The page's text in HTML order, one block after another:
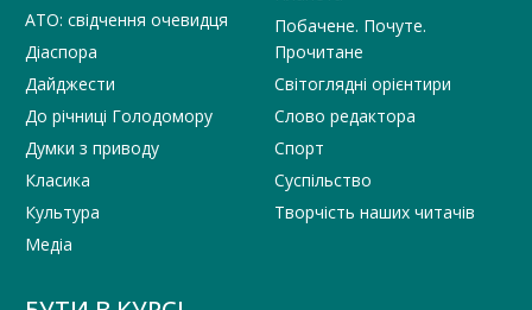
АТО: свідчення очевидця
Діаспора
Дайджести
До річниці Голодомору
Думки з приводу
Класика
Культура
Медіа
Побачене. Почуте.
Прочитане
Світоглядні орієнтири
Слово редактора
Спорт
Суспільство
Творчість наших читачів